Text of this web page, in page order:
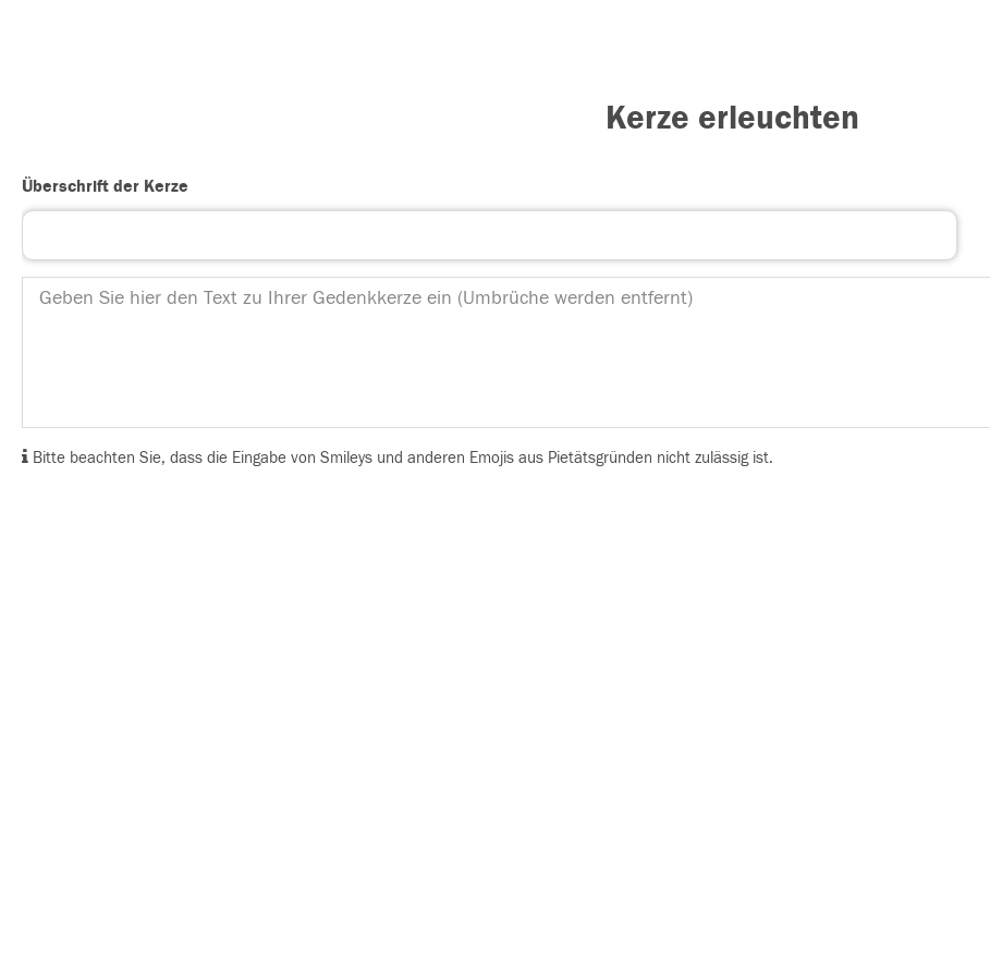
Kerze erleuchten
Überschrift der Kerze
Bitte beachten Sie, dass die Eingabe von Smileys und anderen Emojis aus Pietätsgründen nicht zulässig ist.